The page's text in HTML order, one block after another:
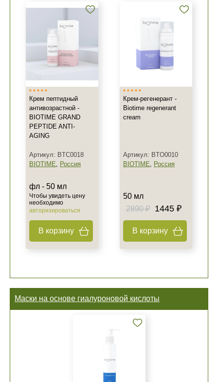
Крем пептидный
антивозрастной -
BIOTIME GRAND
PEPTIDE ANTI-
AGING
Артикул: BTC0018
BIOTIME, Россия
фл - 50 мл
Чтобы увидеть цену
необходимо
авторизироваться
В корзину
Крем-регенерант -
Biotime regenerant
cream
Артикул: BTO0010
BIOTIME, Россия
50 мл
2890 ₽
1445 ₽
В корзину
Маски на основе гиалуроновой кислоты